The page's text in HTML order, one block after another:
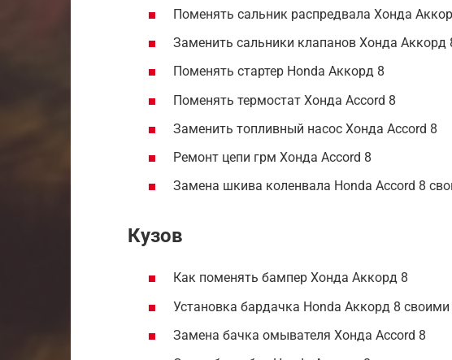
Поменять сальник распредвала Хонда
Заменить сальники клапанов Хонда Аккорд
Поменять стартер Honda Аккорд 8
Поменять термостат Хонда Accord 8
Заменить топливный насос Хонда Accord 8
Ремонт цепи грм Хонда Accord 8
Замена шкива коленвала Honda Accord 8
Кузов
Как поменять бампер Хонда Аккорд 8
Установка бардачка Honda Аккорд 8
Замена бачка омывателя Хонда Accord 8